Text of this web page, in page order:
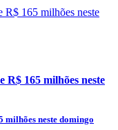
R$ 165 milhões neste
milhões neste domingo